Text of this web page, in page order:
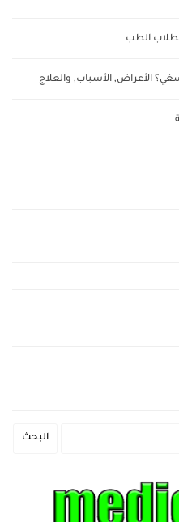
الطب
الأعراض, الأسباب, والعلاج